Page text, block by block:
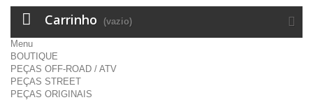
Carrinho (vazio)
Menu
BOUTIQUE
PEÇAS OFF-ROAD / ATV
PEÇAS STREET
PEÇAS ORIGINAIS